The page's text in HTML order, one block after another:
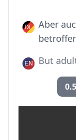
Aber
But